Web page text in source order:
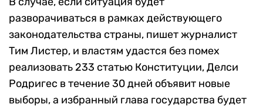
разворачиваться в рамках действующего
законодательства страны, пишет журналист
Тим Листер, и властям удастся без помех
реализовать 233 статью Конституции, Делси
Родригес в течение 30 дней объявит новые
выборы, а избранный глава государства будет